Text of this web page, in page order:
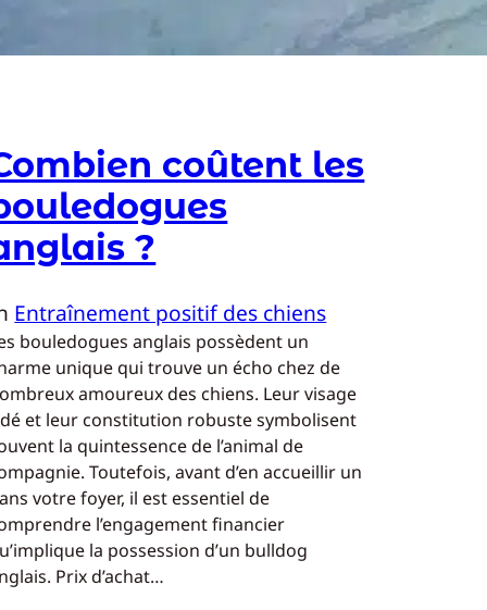
coûtent les
?
Entraînement positif des chiens
bouledogues anglais possèdent un
unique qui trouve un écho chez de
amoureux des chiens. Leur visage
et leur constitution robuste symbolisent
la quintessence de l’animal de
Toutefois, avant d’en accueillir un
votre foyer, il est essentiel de
l’engagement financier
la possession d’un bulldog
Prix d’achat…